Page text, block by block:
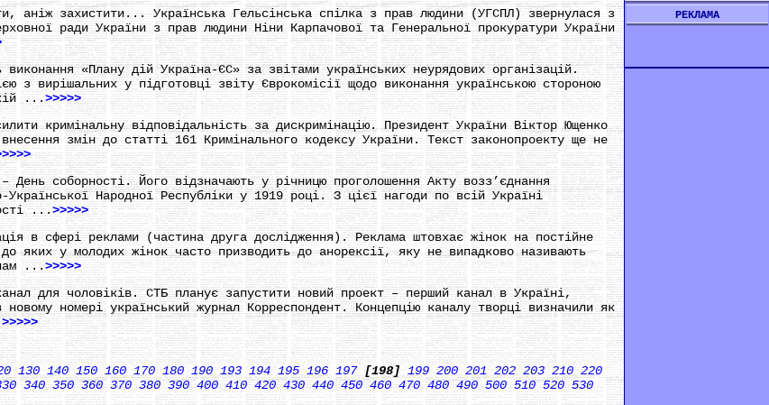
аніж захистити... Українська Гельсінська спілка з прав людини (УГСПЛ) звернулася з
ради України з прав людини Ніни Карпачової та Генеральної прокуратури України
виконання «Плану дій Україна-ЄС» за звітами українських неурядових організацій.
з вирішальних у підготовці звіту Єврокомісії щодо виконання українською стороною
...>>>>>
кримінальну відповідальність за дискримінацію. Президент України Віктор Ющенко
змін до статті 161 Кримінального кодексу України. Текст законопроекту ще не
День соборності. Його відзначають у річницю проголошення Акту возз’єднання
Української Народної Республіки у 1919 році. З цієї нагоди по всій Україні
...>>>>>
в сфері реклами (частина друга дослідження). Реклама штовхає жінок на постійне
яких у молодих жінок часто призводить до анорексії, яку не випадково називають
...>>>>>
для чоловіків. СТБ планує запустити новий проект – перший канал в Україні,
номері український журнал Корреспондент. Концепцію каналу творці визначили як
>>>>>
130 140 150 160 170 180 190 193 194 195 196 197 [198] 199 200 201 202 203 210 220
340 350 360 370 380 390 400 410 420 430 440 450 460 470 480 490 500 510 520 530
РЕКЛАМА